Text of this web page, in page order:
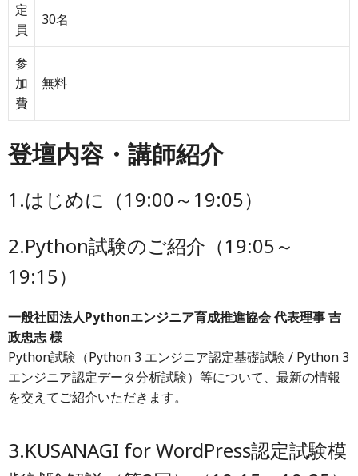
定
員
30名
参
加
費
無料
登壇内容・講師紹介
1.はじめに（19:00～19:05）
2.Python試験のご紹介（19:05～
19:15）
一般社団法人Pythonエンジニア育成推進協会 代表理事 吉
政忠志 様
Python試験（Python 3 エンジニア認定基礎試験 / Python 3
エンジニア認定データ分析試験）等について、最新の情報
を交えてご紹介いただきます。
3.KUSANAGI for WordPress認定試験模